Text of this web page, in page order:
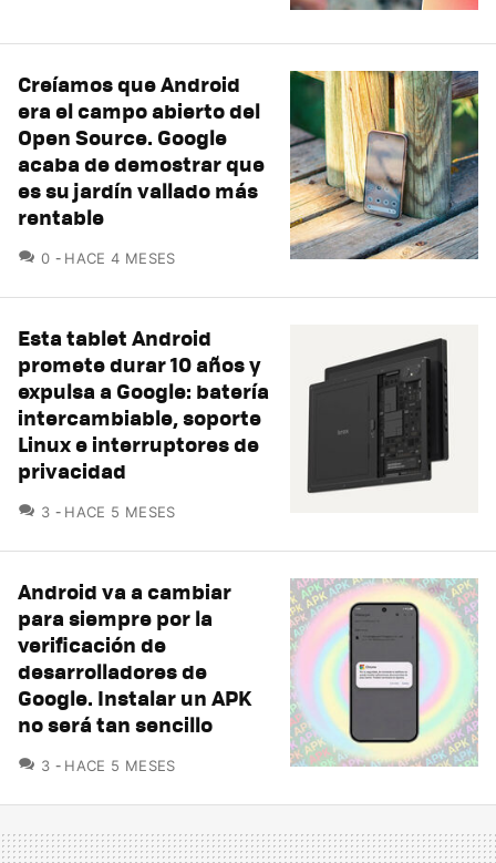
Creíamos que Android
era el campo abierto del
Open Source. Google
acaba de demostrar que
es su jardín vallado más
rentable
0 COMENTARIOS
HACE 4 MESES
Esta tablet Android
promete durar 10 años y
expulsa a Google: batería
intercambiable, soporte
Linux e interruptores de
privacidad
3 COMENTARIOS
HACE 5 MESES
Android va a cambiar
para siempre por la
verificación de
desarrolladores de
Google. Instalar un APK
no será tan sencillo
3 COMENTARIOS
HACE 5 MESES